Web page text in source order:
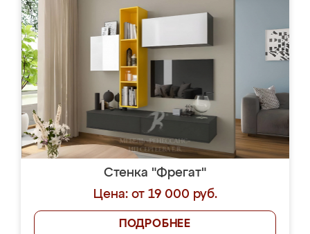
Стенка "Фрегат"
Цена: от 19 000 руб.
ПОДРОБНЕЕ